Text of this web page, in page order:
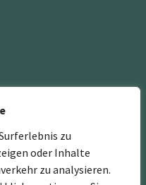
zu
oder Inhalte
zu analysieren.